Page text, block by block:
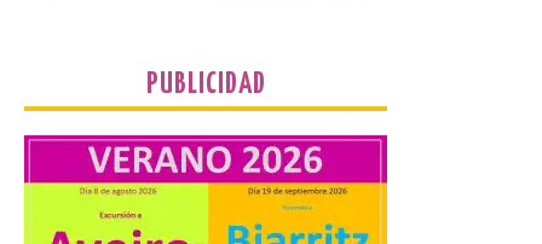
comunidades autónomas ya han […]
El Ayuntamiento de
Segovia presenta “Música
para un eclipse”, un
PUBLICIDAD